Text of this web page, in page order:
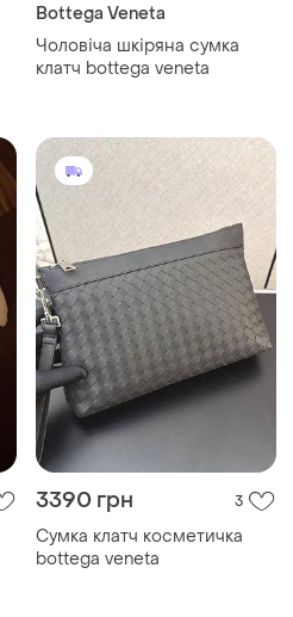
Bottega Veneta
Чоловіча шкіряна сумка
клатч bottega veneta
3390 грн 3
Сумка клатч косметичка
bottega veneta